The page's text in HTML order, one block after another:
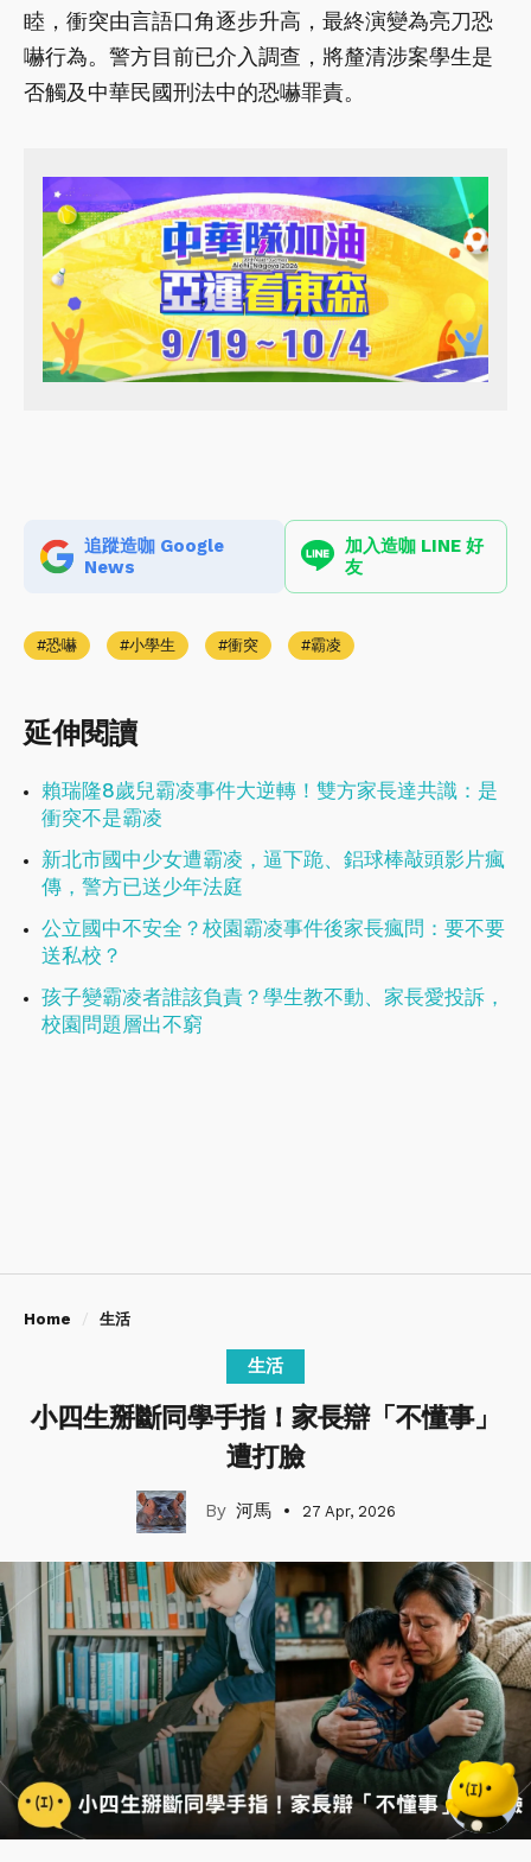
睦，衝突由言語口角逐步升高，最終演變為亮刀恐
嚇行為。警方目前已介入調查，將釐清涉案學生是
否觸及中華民國刑法中的恐嚇罪責。
追蹤造咖 Google
News
加入造咖 LINE 好
友
恐嚇 小學生 衝突 霸凌
延伸閱讀
賴瑞隆8歲兒霸凌事件大逆轉！雙方家長達共識：是
衝突不是霸凌
新北市國中少女遭霸凌，逼下跪、鋁球棒敲頭影片瘋
傳，警方已送少年法庭
公立國中不安全？校園霸凌事件後家長瘋問：要不要
送私校？
孩子變霸凌者誰該負責？學生教不動、家長愛投訴，
校園問題層出不窮
Home 生活
生活
小四生掰斷同學手指！家長辯「不懂事」
遭打臉
河馬 27 Apr, 2026